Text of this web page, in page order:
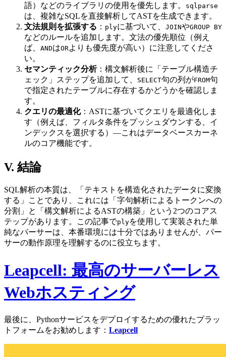
語）などのライブラリの使用を優先します。
sqlparse
は、複雑なSQLを直接解析してASTを生成できます。
文法規則を拡張する ： plyに基づいて、 JOINやGROUP BY
などのルールを追加します。文法の優先順位（例え
ば、 ANDはORよりも優先度が高い）に注意してくださ
い。
セマンティック分析：構文解析後に「テーブル構造チ
ェック」ステップを追加して、
SELECT句の列がFROM句
で指定されたテーブルに存在するかどうかを確認しま
す。
クエリの最適化：ASTに基づいてクエリを最適化しま
す（例えば、フィルタ条件をプッシュダウンする、イ
ンデックスを選択する）—これはデータベースカーネ
ルのコア機能です。
V. 結論
SQL解析の本質は、「テキストを構造化されたデータに変換
する」ことであり、これには「字句解析によるトークンへの
分割」と「構文解析によるASTの構築」という2つのコアス
テップがあります。この記事でplyを使用して実装された単
純なパーサーは、本番環境には十分ではありませんが、パー
サーの動作原理を理解するのに役立ちます。
Leapcell: 最高のサーバーレス
Webホスティング
最後に、Pythonサービスをデプロイするための優れたプラッ
トフォームをお勧めします： Leapcell